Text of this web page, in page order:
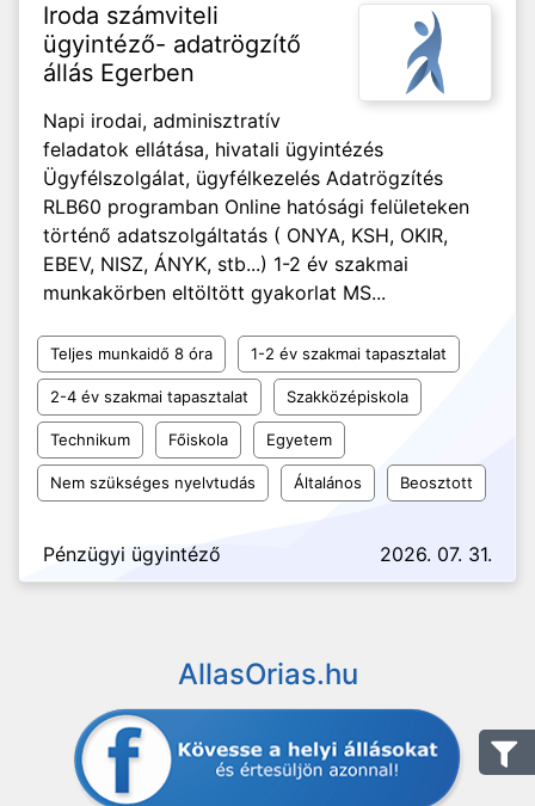
Iroda számviteli
ügyintéző- adatrögzítő
állás Egerben
Napi irodai, adminisztratív
feladatok ellátása, hivatali ügyintézés
Ügyfélszolgálat, ügyfélkezelés Adatrögzítés
RLB60 programban Online hatósági felületeken
történő adatszolgáltatás ( ONYA, KSH, OKIR,
EBEV, NISZ, ÁNYK, stb...) 1-2 év szakmai
munkakörben eltöltött gyakorlat MS...
Teljes munkaidő 8 óra 1-2 év szakmai tapasztalat
2-4 év szakmai tapasztalat Szakközépiskola
Technikum Főiskola Egyetem
Nem szükséges nyelvtudás Általános Beosztott
Pénzügyi ügyintéző 2026. 07. 31.
AllasOrias.hu